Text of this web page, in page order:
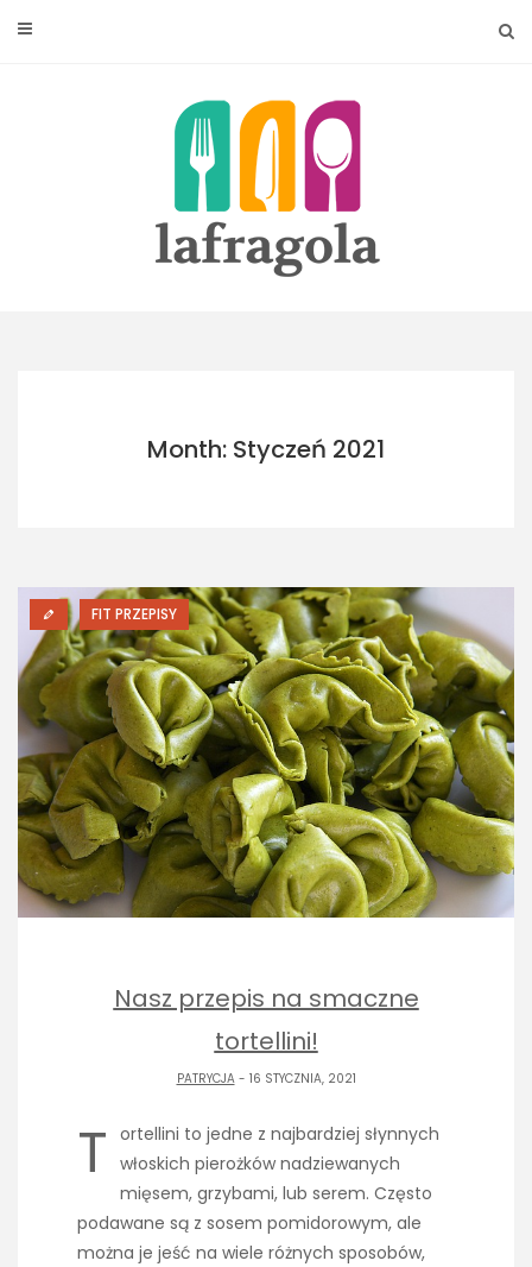
Month: Styczeń 2021
FIT PRZEPISY
Nasz przepis na smaczne
tortellini!
PATRYCJA- 16 STYCZNIA, 2021
T ortellini to jedne z najbardziej słynnych
włoskich pierożków nadziewanych
mięsem, grzybami, lub serem. Często
podawane są z sosem pomidorowym, ale
można je jeść na wiele różnych sposobów,